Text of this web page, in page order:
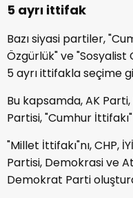
5 ayrı ittifak
Bazı siyasi partiler,
Özgürlük" ve "Sosyalist
5 ayrı ittifakla seçime
Bu kapsamda, AK
Partisi, "Cumhur
"Millet İttifakı"nı, CHP,
Partisi, Demokrasi ve
Demokrat Parti